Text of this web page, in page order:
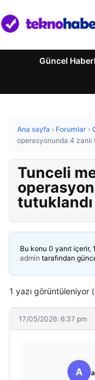
Güncel
Ana sayfa › Forumlar ›
operasyonunda 4 zanlı
Tunceli
tutuklandı
Bu konu 0 yanıt içerir,
admin tarafından
1 yazı görüntüleniyor
17/05/2026: 6:37 pm
A